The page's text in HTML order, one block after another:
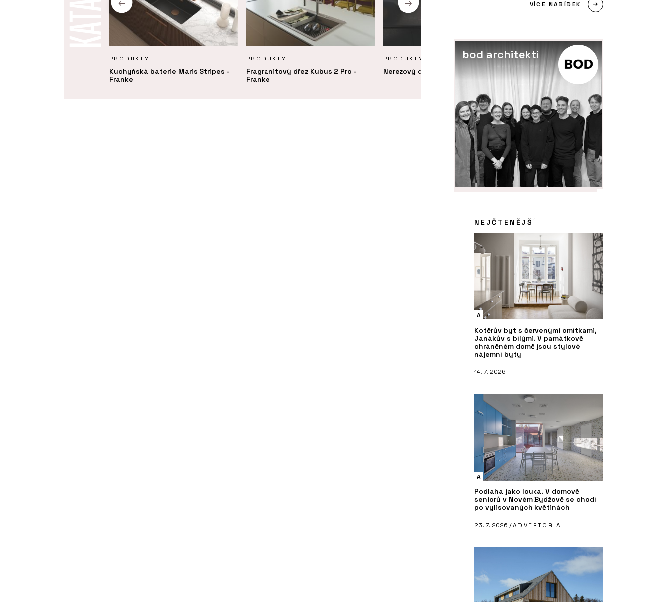
PRODUKTY
Kuchyňská baterie Maris Stripes -
Franke
PRODUKTY
Fragranitový dřez Kubus 2 Pro -
Franke
PRODUKTY
Nerezový dřez Box Pro - Franke
PRODUKTY
Filtrační baterie Vital Tap - Franke
VÍCE NABÍDEK
bod architekti
NEJČTENĚJŠÍ
A
Kotěrův byt s červenými omítkami,
Janákův s bílými. V památkově
chráněném domě jsou stylové
nájemní byty
14. 7. 2026
A
Podlaha jako louka. V domově
seniorů v Novém Bydžově se chodí
po vylisovaných květinách
23. 7. 2026 /ADVERTORIAL